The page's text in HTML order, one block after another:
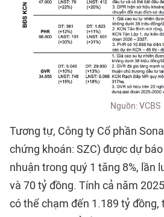
Nguồn: VCBS
Tương tự, Công ty Cổ phần
chứng khoán: SZC) được dự
nhuận trong quý 1 tăng 8%, lần
và 70 tỷ đồng. Tính cả năm
có thể chạm đến 1.189 tỷ đồng,